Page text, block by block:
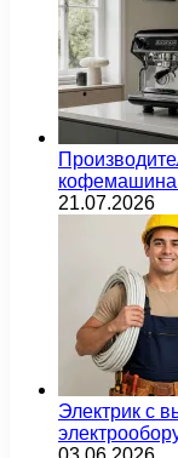
21.07.2026
Электрик с